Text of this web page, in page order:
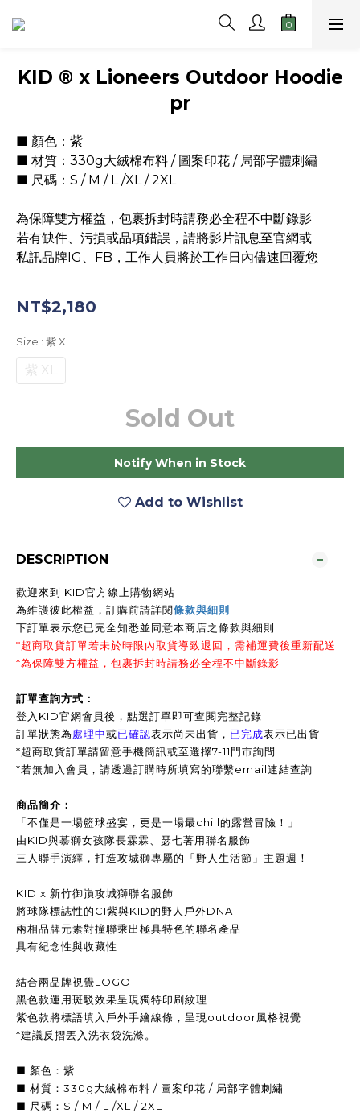
KID ® x Lioneers Outdoor Hoodie
pr
■ 顏色：紫
■ 材質：330g大絨棉布料 / 圖案印花 / 局部字體刺繡
■ 尺碼：S / M / L /XL / 2XL
為保障雙方權益，包裹拆封時請務必全程不中斷錄影
若有缺件、污損或品項錯誤，請將影片訊息至官網或
私訊品牌IG、FB，工作人員將於工作日內儘速回覆您
NT$2,180
Size : 紫 XL
紫 XL
Sold Out
Notify When in Stock
Add to Wishlist
DESCRIPTION
歡迎來到 KID官方線上購物網站
為維護彼此權益，訂購前請詳閱條款與細則
下訂單表示您已完全知悉並同意本商店之條款與細則
*超商取貨訂單若未於時限內取貨導致退回，需補運費後重新配送
*為保障雙方權益，包裹拆封時請務必全程不中斷錄影
訂單查詢方式：
登入KID官網會員後，點選訂單即可查閱完整記錄
訂單狀態為處理中或已確認表示尚未出貨， 已完成表示已出貨
*超商取貨訂單請留意手機簡訊或至選擇7-11門市詢問
*若無加入會員，請透過訂購時所填寫的聯繫email連結查詢
商品簡介：
「不僅是一場籃球盛宴，更是一場最chill的露營冒險！」
由KID與慕獅女孩隊長霖霖、瑟七著用聯名服飾
三人聯手演繹，打造攻城獅專屬的「野人生活節」主題週！
KID x 新竹御嵿攻城獅聯名服飾
將球隊標誌性的CI紫與KID的野人戶外DNA
兩相品牌元素對撞聯乘出極具特色的聯名產品
具有紀念性與收藏性
結合兩品牌視覺LOGO
黑色款運用斑駁效果呈現獨特印刷紋理
紫色款將標語填入戶外手繪線條，呈現outdoor風格視覺
*建議反摺丟入洗衣袋洗滌。
■ 顏色：紫
■ 材質：330g大絨棉布料 / 圖案印花 / 局部字體刺繡
■ 尺碼：S / M / L /XL / 2XL